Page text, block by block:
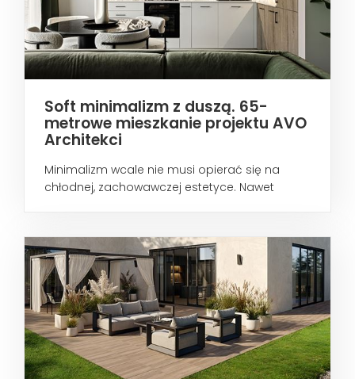
Soft minimalizm z duszą. 65-
metrowe mieszkanie projektu AVO
Architekci
Minimalizm wcale nie musi opierać się na
chłodnej, zachowawczej estetyce. Nawet